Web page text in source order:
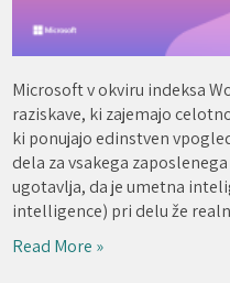
Microsoft v okviru indeksa
raziskave, ki zajemajo
ki ponujajo edinstven
dela za vsakega
ugotavlja, da je umetna
intelligence) pri delu že
Read More »